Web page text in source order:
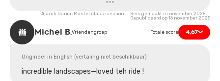
fumbled some steps together. I’m grateful for the
insights I gained, not just in dance but also in life.
Georgia has a way of touching your soul deeply.
Ajaruli Dance Master class session Reis gemaakt in november 2025
Gepubliceerd op 16 november 2025
Michel B.Vriendengroep Totale score 4,67
Origineel in English (vertaling niet beschikbaar)
incredible landscapes—loved teh ride !